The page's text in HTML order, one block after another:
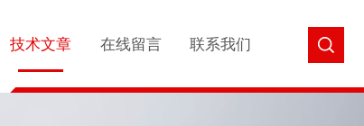
技术文章 在线留言 联系我们